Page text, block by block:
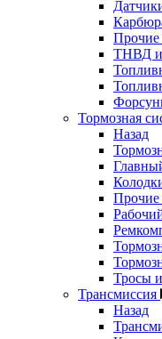
Прочие
ТНВД и
Тормозная
Назад
Прочие
Тросы
Трансмиссия
Назад